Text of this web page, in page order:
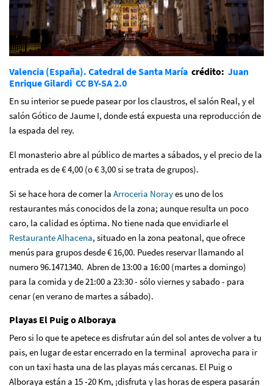
Valencia (España). Catedral de Santa María crédito: Juan
Enrique Gilardi CC BY-SA 2.0
En su interior se puede pasear por los claustros, el salón Real, y el
salón Gótico de Jaume I, donde está expuesta una reproducción de
la espada del rey.
El monasterio abre al público de martes a sábados, y el precio de la
entrada es de € 4,00 (o € 3,00 si se trata de grupos).
Si se hace hora de comer la Arroceria Norayes uno de los
restaurantes más conocidos de la zona; aunque resulta un poco
caro, la calidad es óptima. No tiene nada que envidiarle el
Restaurante Alhacena, situado en la zona peatonal, que ofrece
menús para grupos desde € 16,00. Puedes reservar llamando al
numero 96.1471340. Abren de 13:00 a 16:00 (martes a domingo)
para la comida y de 21:00 a 23:30 - sólo viernes y sabado - para
cenar (en verano de martes a sábado).
Playas El Puig o Alboraya
Pero si lo que te apetece es disfrutar aún del sol antes de volver a tu
pais, en lugar de estar encerrado en la terminal aprovecha para ir
con un taxi hasta una de las playas más cercanas. El Puig o
Alboraya están a 15 -20 Km, ¡disfruta y las horas de espera pasarán